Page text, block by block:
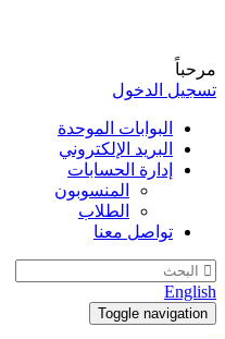
مرحباً
تسجيل الدخول
البوابات الموحدة
البريد الإلكتروني
إدارة الحسابات
المنسوبون
الطلاب
تواصل معنا
English
Toggle navigation